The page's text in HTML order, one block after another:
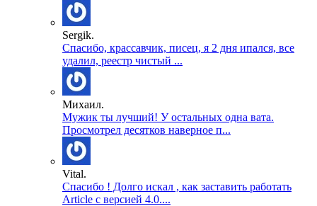
Sergik.
Спасибо, крассавчик, писец, я 2 дня ипался, все
удалил, реестр чистый ...
Михаил.
Мужик ты лучший! У остальных одна вата.
Просмотрел десятков наверное п...
Vital.
Спасибо ! Долго искал , как заставить работать
Article с версией 4.0....